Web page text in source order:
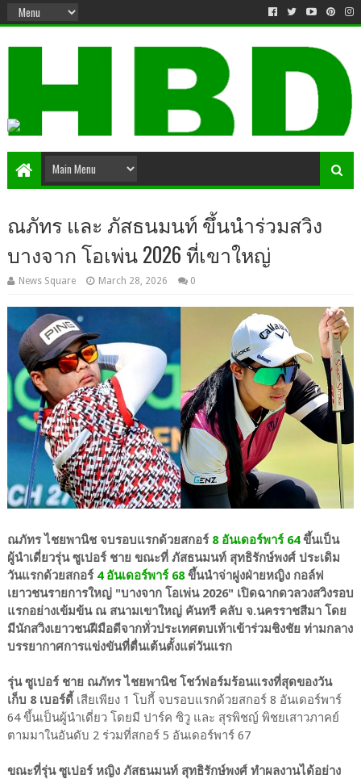
ณภัทร และ ภัสธนมนท์ ขึ้นนำร่วมสวิง
บางจาก โอเพ่น 2026 ที่เขาใหญ่
News Square March 28, 2026 0
ณภัทร ไชยพานิช จบรอบแรกด้วยสกอร์ 8 อันเดอร์พาร์ 64ขึ้นเป็น
ผู้นำเดี่ยวรุ่น ซูเปอร์ ชาย ขณะที่ ภัสธนมนท์ สุทธิรักษ์พงศ์ ประเดิม
วันแรกด้วยสกอร์ 4 อันเดอร์พาร์ 68ขึ้นนำจ่าฝูงฝ่ายหญิง กอล์ฟ
เยาวชนรายการใหญ่ "บางจาก โอเพ่น 2026" เปิดฉากดวลวงสวิงรอบ
แรกอย่างเข้มข้น ณ สนามเขาใหญ่ คันทรี คลับ จ.นครราชสีมา โดย
มีนักสวิงเยาวชนฝีมือดีจากทั่วประเทศตบเท้าเข้าร่วมชิงชัย ท่ามกลาง
บรรยากาศการแข่งขันที่ตื่นเต้นตั้งแต่วันแรก
รุ่น ซูเปอร์ ชาย ณภัทร ไชยพานิช โชว์ฟอร์มร้อนแรงที่สุดของวัน
เก็บ 8 เบอร์ดี้เสียเพียง 1 โบกี้ จบรอบแรกด้วยสกอร์ 8 อันเดอร์พาร์
64 ขึ้นเป็นผู้นำเดี่ยว โดยมี ปาร์ค ซิวู และ สุรพิชญ์ พิชยเสาวภาคย์
ตามมาในอันดับ 2 ร่วมที่สกอร์ 5 อันเดอร์พาร์ 67
ขณะที่รุ่น ซูเปอร์ หญิง ภัสธนมนท์ สุทธิรักษ์พงศ์ ทำผลงานได้อย่าง